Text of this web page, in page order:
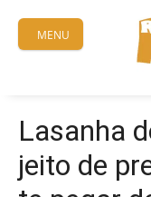
content
MENU
Lasanha
jeito de